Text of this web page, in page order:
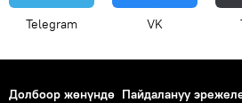
Telegram VK
Долбоор жөнүндө Пайдалануу